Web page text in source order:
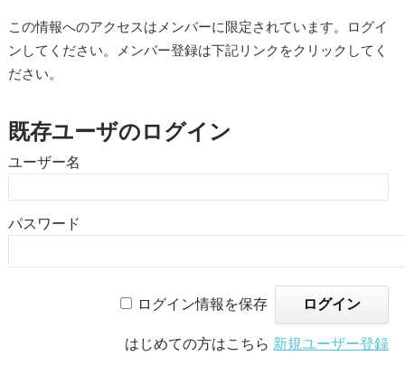
この情報へのアクセスはメンバーに限定されています。ログイ
ンしてください。メンバー登録は下記リンクをクリックしてく
ださい。
既存ユーザのログイン
ユーザー名
パスワード
ログイン情報を保存
はじめての方はこちら 新規ユーザー登録